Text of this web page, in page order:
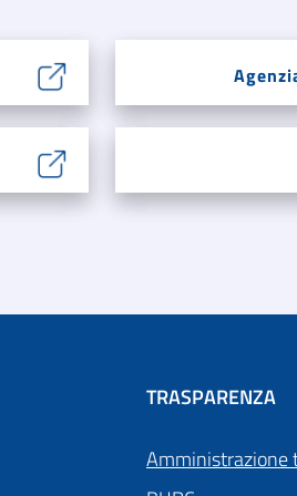
TRASPARENZA
Amministrazione